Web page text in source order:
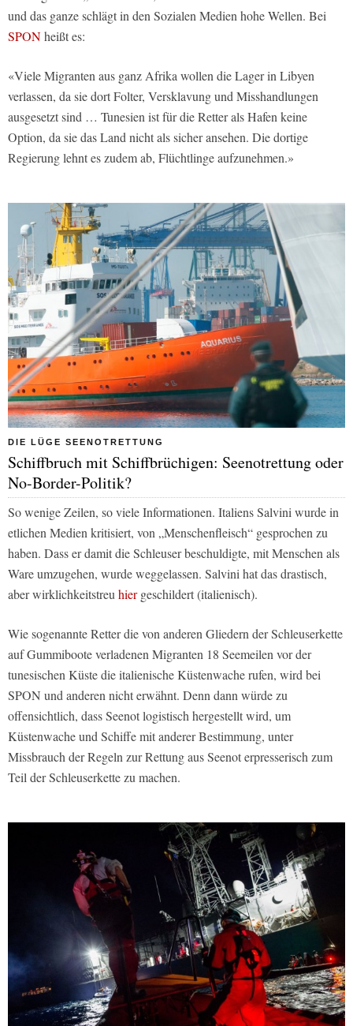
und das ganze schlägt in den Sozialen Medien hohe Wellen. Bei
SPONheißt es:
«Viele Migranten aus ganz Afrika wollen die Lager in Libyen
verlassen, da sie dort Folter, Versklavung und Misshandlungen
ausgesetzt sind … Tunesien ist für die Retter als Hafen keine
Option, da sie das Land nicht als sicher ansehen. Die dortige
Regierung lehnt es zudem ab, Flüchtlinge aufzunehmen.»
DIE LÜGE SEENOTRETTUNG
Schiffbruch mit Schiffbrüchigen: Seenotrettung oder
No-Border-Politik?
So wenige Zeilen, so viele Informationen. Italiens Salvini wurde in
etlichen Medien kritisiert, von „Menschenfleisch“ gesprochen zu
haben. Dass er damit die Schleuser beschuldigte, mit Menschen als
Ware umzugehen, wurde weggelassen. Salvini hat das drastisch,
aber wirklichkeitstreuhiergeschildert (italienisch).
Wie sogenannte Retter die von anderen Gliedern der Schleuserkette
auf Gummiboote verladenen Migranten 18 Seemeilen vor der
tunesischen Küste die italienische Küstenwache rufen, wird bei
SPON und anderen nicht erwähnt. Denn dann würde zu
offensichtlich, dass Seenot logistisch hergestellt wird, um
Küstenwache und Schiffe mit anderer Bestimmung, unter
Missbrauch der Regeln zur Rettung aus Seenot erpresserisch zum
Teil der Schleuserkette zu machen.